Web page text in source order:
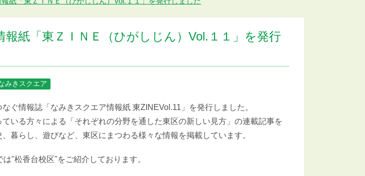
紙「東ＺＩＮＥ（ひがしじん）Vol.１１」を発行
みきスクエア
ぐ情報誌「なみきスクエア情報紙 東ZINEVol.11」を発行しました。
いる方々による「それぞれの分野を通した東区の新しい見方」の連載記事を
暮らし、遊びなど、東区にまつわる様々な情報を掲載しています。
"松香台校区"をご紹介しております。